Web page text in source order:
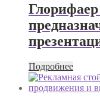
Подробнее